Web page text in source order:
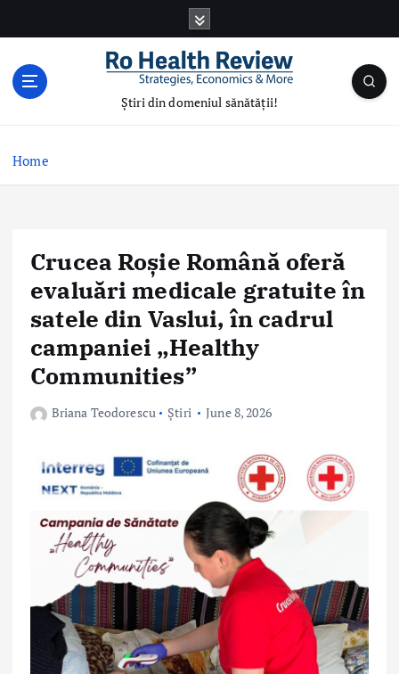
Știri din domeniul sănătății!
Home
Crucea Roșie Română oferă
evaluări medicale gratuite în
satele din Vaslui, în cadrul
campaniei „Healthy
Communities”
Briana Teodorescu Știri June 8, 2026